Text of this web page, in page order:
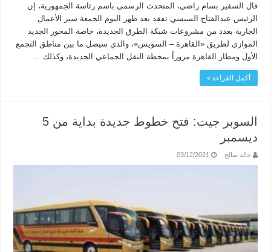
قال السفير بسام راضي، المتحدث الرسمي باسم رئاسة الجمهورية، إن
الرئيس عبدالفتاح السيسي تفقد بعد ظهر اليوم الجمعة سير الأعمال
الجارية بعدد من مشروعات شبكة الطرق الجديدة، خاصة المحور الجديد
الموازي لطريق «القاهرة – السويس»، والذي سيصل ما بين مناطق التجمع
الأول ومطار القاهرة مروراً بمحطة النقل الجماعي الجديدة، وكذلك …
أكمل القراءة »
السوبر جيت: فتح خطوط جديدة بداية من 5
ديسمبر
خالد صالح 03/12/2021